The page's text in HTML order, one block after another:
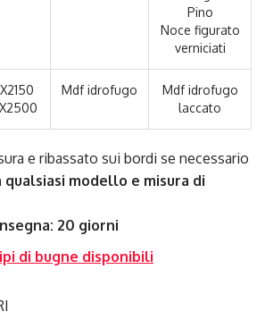
Pino
Noce figurato
verniciati
Mdf idrofugo
Mdf idrofugo
laccato
e ribassato sui bordi se necessario
modello e misura di
20 giorni
di bugne disponibili